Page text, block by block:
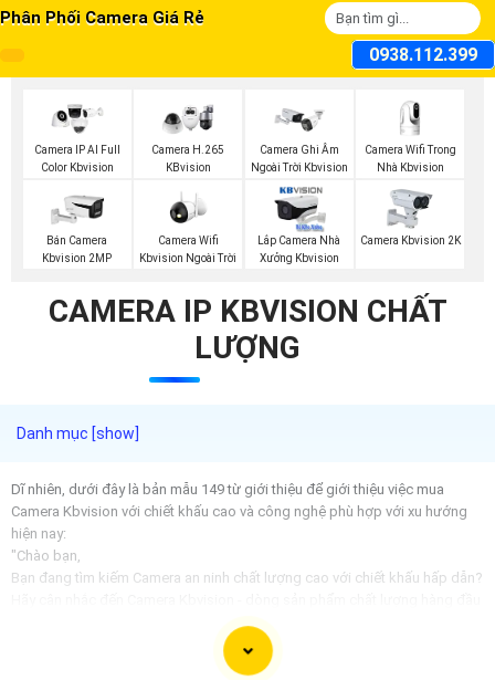
Phân Phối Camera Giá Rẻ
0938.112.399
Camera IP AI Full
Color Kbvision
Camera H.265
KBvision
Camera Ghi Âm
Ngoài Trời Kbvision
Camera Wifi Trong
Nhà Kbvision
Bán Camera
Kbvision 2MP
Camera Wifi
Kbvision Ngoài Trời
Lắp Camera Nhà
Xưởng Kbvision
Camera Kbvision 2K
CAMERA IP KBVISION CHẤT
LƯỢNG
Dĩ nhiên, dưới đây là bản mẫu 149 từ giới thiệu để giới thiệu việc mua
Camera Kbvision với chiết khấu cao và công nghệ phù hợp với xu hướng
hiện nay:
"Chào bạn,
Bạn đang tìm kiếm Camera an ninh chất lượng cao với chiết khấu hấp dẫn?
Camera Kbvision không chỉ cung cấp hình ảnh sắc nét, chất lượng mà còn
có nhiều tính năng thông minh như hồng ngoại, cảm biến chuyển động, và